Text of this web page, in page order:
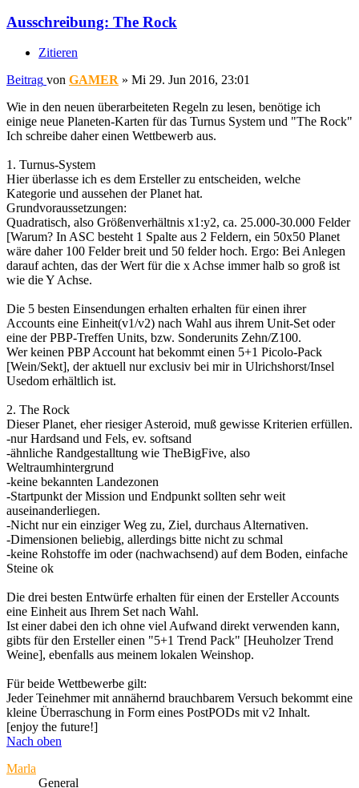
Ausschreibung: The Rock
Zitieren
Beitrag von GAMER » Mi 29. Jun 2016, 23:01
Wie in den neuen überarbeiteten Regeln zu lesen, benötige ich
einige neue Planeten-Karten für das Turnus System und "The Rock"
Ich schreibe daher einen Wettbewerb aus.
1. Turnus-System
Hier überlasse ich es dem Ersteller zu entscheiden, welche
Kategorie und aussehen der Planet hat.
Grundvoraussetzungen:
Quadratisch, also Größenverhältnis x1:y2, ca. 25.000-30.000 Felder
[Warum? In ASC besteht 1 Spalte aus 2 Feldern, ein 50x50 Planet
wäre daher 100 Felder breit und 50 felder hoch. Ergo: Bei Anlegen
darauf achten, das der Wert für die x Achse immer halb so groß ist
wie die Y Achse.
Die 5 besten Einsendungen erhalten erhalten für einen ihrer
Accounts eine Einheit(v1/v2) nach Wahl aus ihrem Unit-Set oder
eine der PBP-Treffen Units, bzw. Sonderunits Zehn/Z100.
Wer keinen PBP Account hat bekommt einen 5+1 Picolo-Pack
[Wein/Sekt], der aktuell nur exclusiv bei mir in Ulrichshorst/Insel
Usedom erhältlich ist.
2. The Rock
Dieser Planet, eher riesiger Asteroid, muß gewisse Kriterien erfüllen.
-nur Hardsand und Fels, ev. softsand
-ähnliche Randgestalltung wie TheBigFive, also
Weltraumhintergrund
-keine bekannten Landezonen
-Startpunkt der Mission und Endpunkt sollten sehr weit
auseinanderliegen.
-Nicht nur ein einziger Weg zu, Ziel, durchaus Alternativen.
-Dimensionen beliebig, allerdings bitte nicht zu schmal
-keine Rohstoffe im oder (nachwachsend) auf dem Boden, einfache
Steine ok
Die drei besten Entwürfe erhalten für einen der Ersteller Accounts
eine Einheit aus Ihrem Set nach Wahl.
Ist einer dabei den ich ohne viel Aufwand direkt verwenden kann,
gibts für den Ersteller einen "5+1 Trend Pack" [Heuholzer Trend
Weine], ebenfalls aus meinem lokalen Weinshop.
Für beide Wettbewerbe gilt:
Jeder Teinehmer mit annähernd brauchbarem Versuch bekommt eine
kleine Überraschung in Form eines PostPODs mit v2 Inhalt.
[enjoy the future!]
Nach oben
Marla
General